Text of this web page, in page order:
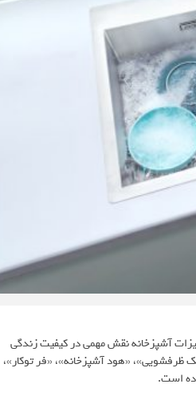
آشپزخانه نقش مهمی در کیفیت زندگی
ظرفشویی»، «هود آشپزخانه»، «فر توکار»،
است.